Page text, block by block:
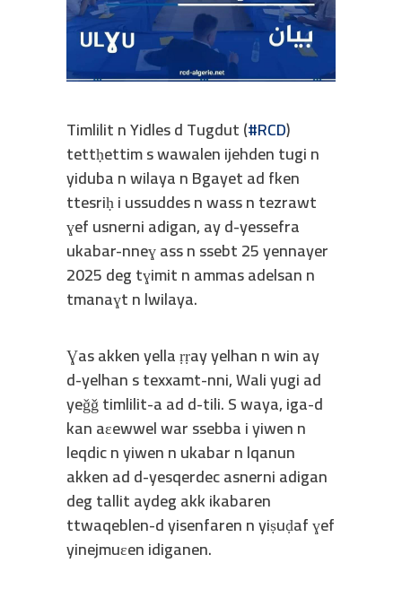
Timlilit n Yidles d Tugdut (#RCD)
tettḥettim s wawalen ijehden tugi n
yiduba n wilaya n Bgayet ad fken
ttesriḥ i ussuddes n wass n tezrawt
ɣef usnerni adigan, ay d-yessefra
ukabar-nneɣ ass n ssebt 25 yennayer
2025 deg tɣimit n ammas adelsan n
tmanaɣt n lwilaya.
Ɣas akken yella ṛṛay yelhan n win ay
d-yelhan s texxamt-nni, Wali yugi ad
yeǧǧ timlilit-a ad d-tili. S waya, iga-d
kan aɛewwel war ssebba i yiwen n
leqdic n yiwen n ukabar n lqanun
akken ad d-yesqerdec asnerni adigan
deg tallit aydeg akk ikabaren
ttwaqeblen-d yisenfaren n yiṣuḍaf ɣef
yinejmuɛen idiganen.